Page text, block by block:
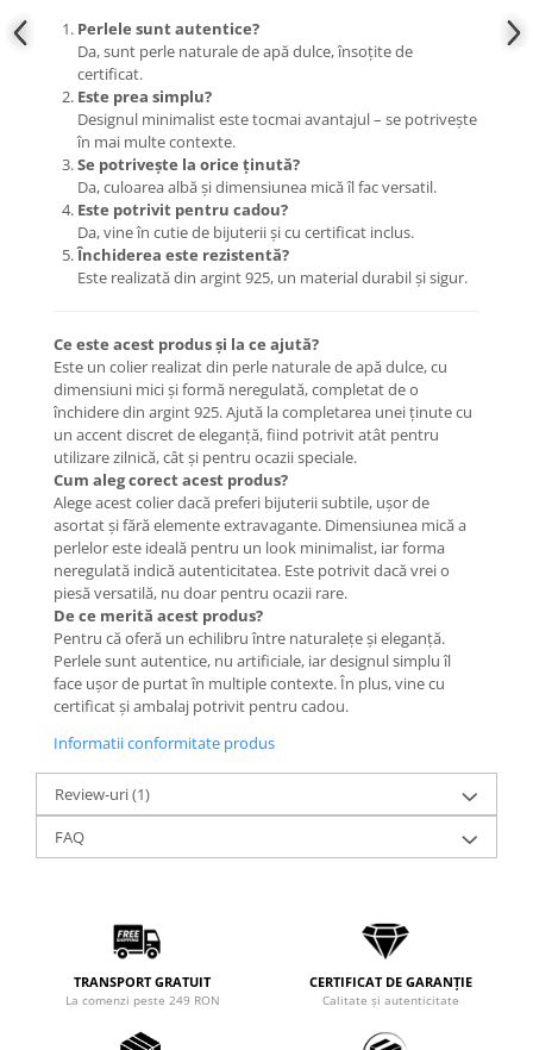
Perlele sunt autentice?
Da, sunt perle naturale de apă dulce, însoțite de
certificat.
Este prea simplu?
Designul minimalist este tocmai avantajul – se potrivește
în mai multe contexte.
Se potrivește la orice ținută?
Da, culoarea albă și dimensiunea mică îl fac versatil.
Este potrivit pentru cadou?
Da, vine în cutie de bijuterii și cu certificat inclus.
Închiderea este rezistentă?
Este realizată din argint 925, un material durabil și sigur.
Ce este acest produs și la ce ajută?
Este un colier realizat din perle naturale de apă dulce, cu
dimensiuni mici și formă neregulată, completat de o
închidere din argint 925. Ajută la completarea unei ținute cu
un accent discret de eleganță, fiind potrivit atât pentru
utilizare zilnică, cât și pentru ocazii speciale.
Cum aleg corect acest produs?
Alege acest colier dacă preferi bijuterii subtile, ușor de
asortat și fără elemente extravagante. Dimensiunea mică a
perlelor este ideală pentru un look minimalist, iar forma
neregulată indică autenticitatea. Este potrivit dacă vrei o
piesă versatilă, nu doar pentru ocazii rare.
De ce merită acest produs?
Pentru că oferă un echilibru între naturalețe și eleganță.
Perlele sunt autentice, nu artificiale, iar designul simplu îl
face ușor de purtat în multiple contexte. În plus, vine cu
certificat și ambalaj potrivit pentru cadou.
Informatii conformitate produs
Review-uri(1)
FAQ
TRANSPORT GRATUIT
La comenzi peste 249 RON
CERTIFICAT DE GARANȚIE
Calitate și autenticitate